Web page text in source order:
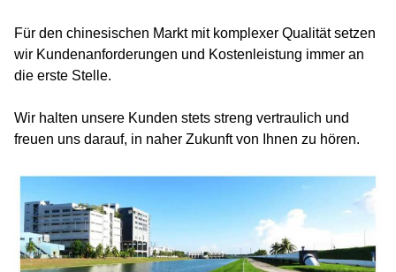
Für den chinesischen Markt mit komplexer Qualität setzen
wir Kundenanforderungen und Kostenleistung immer an
die erste Stelle.
Wir halten unsere Kunden stets streng vertraulich und
freuen uns darauf, in naher Zukunft von Ihnen zu hören.